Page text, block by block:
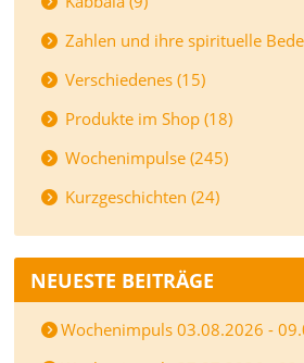
Zahlen und ihre spirituelle
Verschiedenes (15)
Produkte im Shop (18)
Wochenimpulse (245)
Kurzgeschichten (24)
NEUESTE BEITRÄGE
Wochenimpuls 03.08.2026 -